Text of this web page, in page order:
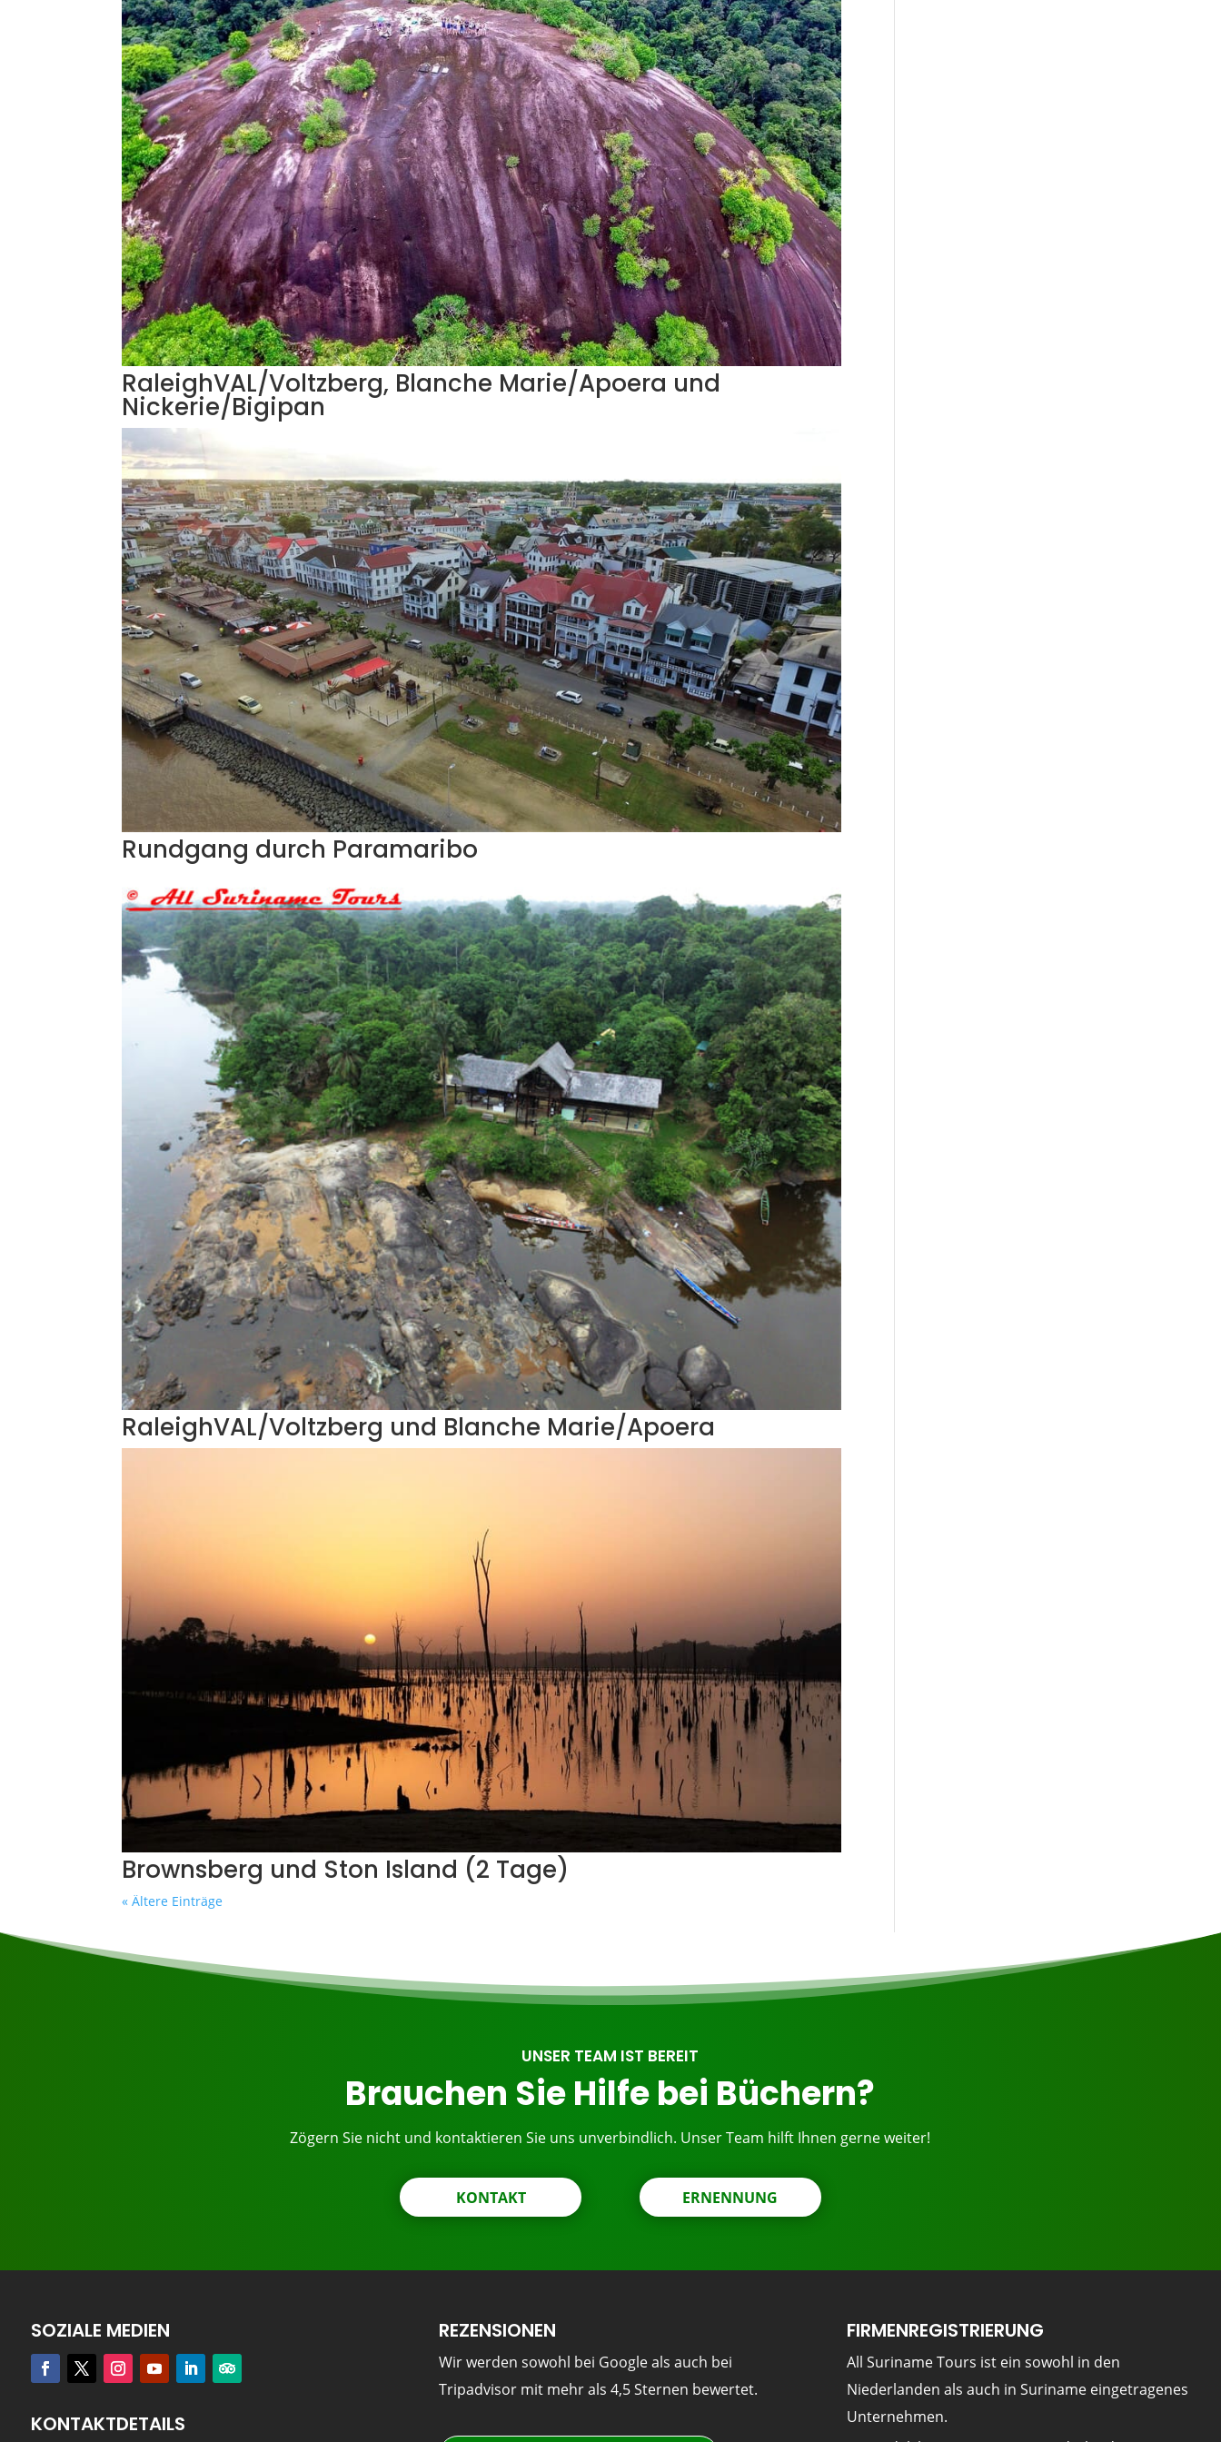
RaleighVAL/Voltzberg, Blanche Marie/Apoera und
Nickerie/Bigipan
Rundgang durch Paramaribo
RaleighVAL/Voltzberg und Blanche Marie/Apoera
Brownsberg und Ston Island (2 Tage)
« Ältere Einträge
UNSER TEAM IST BEREIT
Brauchen Sie Hilfe bei Büchern?
Zögern Sie nicht und kontaktieren Sie uns unverbindlich. Unser Team hilft Ihnen gerne weiter!
KONTAKT ERNENNUNG
SOZIALE MEDIEN
KONTAKTDETAILS
REZENSIONEN
Wir werden sowohl bei Google als auch bei
Tripadvisor mit mehr als 4,5 Sternen bewertet.
FIRMENREGISTRIERUNG
All Suriname Tours ist ein sowohl in den
Niederlanden als auch in Suriname eingetragenes
Unternehmen.